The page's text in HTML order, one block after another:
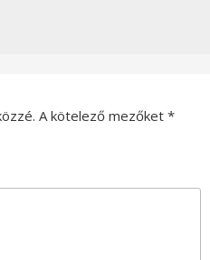
A kötelező mezőket *